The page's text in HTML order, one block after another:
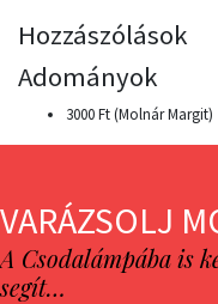
Hozzászólások
Adományok
3000 Ft (Molnár Margit)
VARÁZSOLJ
A Csodalámpába is
segít…